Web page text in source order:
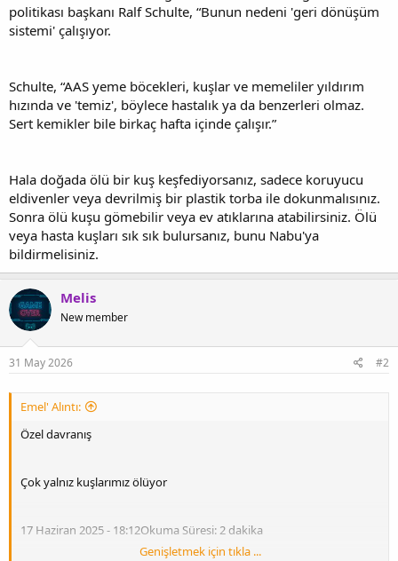
politikası başkanı Ralf Schulte, “Bunun nedeni 'geri dönüşüm
sistemi' çalışıyor.
Schulte, “AAS yeme böcekleri, kuşlar ve memeliler yıldırım
hızında ve 'temiz', böylece hastalık ya da benzerleri olmaz.
Sert kemikler bile birkaç hafta içinde çalışır.”
Hala doğada ölü bir kuş keşfediyorsanız, sadece koruyucu
eldivenler veya devrilmiş bir plastik torba ile dokunmalısınız.
Sonra ölü kuşu gömebilir veya ev atıklarına atabilirsiniz. Ölü
veya hasta kuşları sık sık bulursanız, bunu Nabu'ya
bildirmelisiniz.
Melis
New member
31 May 2026 #2
Emel' Alıntı:
Özel davranış
Çok yalnız kuşlarımız ölüyor
17 Haziran 2025 - 18:12Okuma Süresi: 2 dakika
Genişletmek için tıkla ...